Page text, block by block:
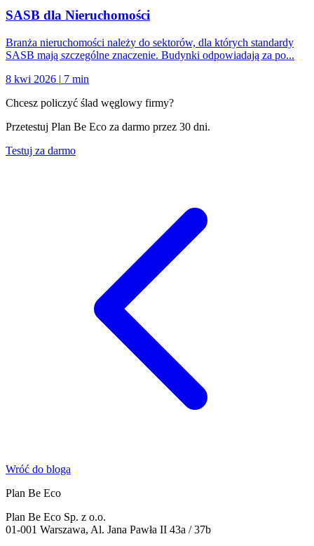
SASB dla Nieruchomości
Branża nieruchomości należy do sektorów, dla których standardy
SASB mają szczególne znaczenie. Budynki odpowiadają za po...
8 kwi 2026 | 7 min
Chcesz policzyć ślad węglowy firmy?
Przetestuj Plan Be Eco za darmo przez 30 dni.
Testuj za darmo
Wróć do bloga
Plan Be Eco
Plan Be Eco Sp. z o.o.
01-001 Warszawa, Al. Jana Pawła II 43a / 37b